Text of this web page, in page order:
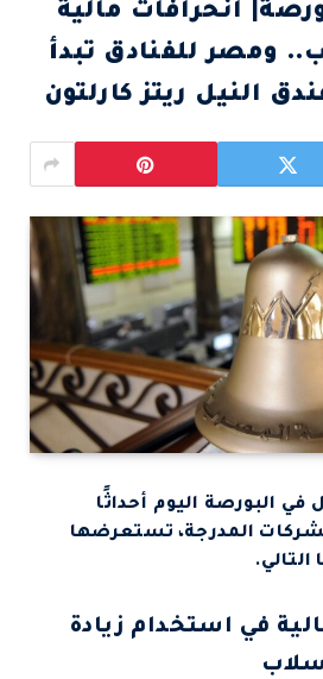
انحرافات مالية
ومصر للفنادق تبدأ
النيل ريتز كارلتون
البورصة اليوم أحداثًا
المدرجة، تستعرضها
في استخدام زيادة